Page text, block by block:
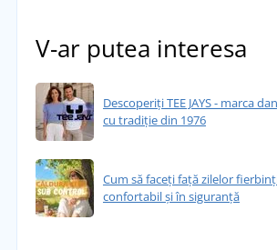
V-ar putea interesa
Descoperiți TEE JAYS - marca
cu tradiție din 1976
Cum să faceți față zilelor
confortabil și în siguranță